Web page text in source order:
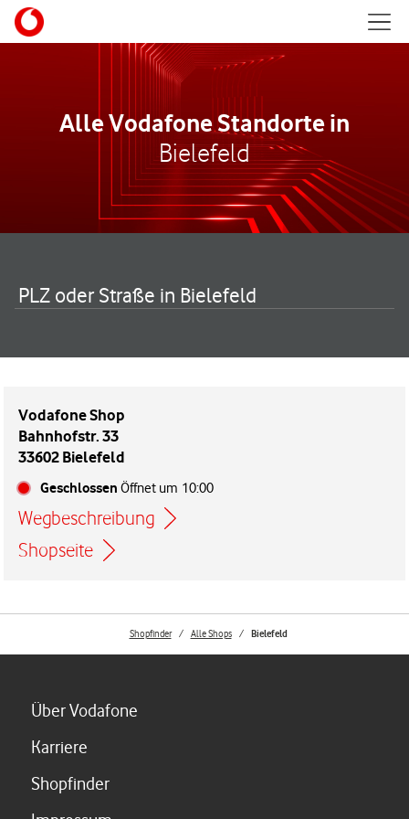
Skip to content
Alle Vodafone Standorte in
Bielefeld
PLZ oder Straße in Bielefeld
Vodafone Shop
Bahnhofstr. 33
33602 Bielefeld
Geschlossen Öffnet um 10:00
Wegbeschreibung
Link öffnet in einem neuen Tab
Shopseite
Shopfinder Alle Shops Bielefeld
Über Vodafone
Karriere
ShopfinderLink öffnet in einem neuen Tab